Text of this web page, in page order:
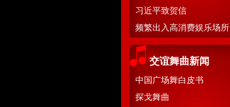
国别方案
习近平致贺信
频繁出入高消费娱乐场所
交谊舞曲新闻
中国广场舞白皮书
探戈舞曲